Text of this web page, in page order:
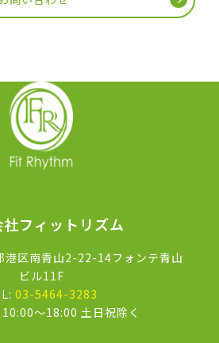
フィットリズム
区南青山2-22-14フォンテ青山
ビル11F
03-5464-3283
〜18:00 土日祝除く